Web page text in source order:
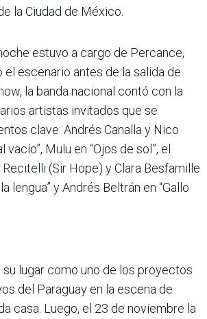
la Ciudad de México.
estuvo a cargo de Percance,
el escenario antes de la salida de
la banda nacional contó con la
artistas invitados que se
clave: Andrés Canalla y Nico
vacío”, Mulu en “Ojos de sol”, el
(Sir Hope) y Clara Besfamille
lengua” y Andrés Beltrán en “Gallo
su lugar como uno de los proyectos
del Paraguay en la escena de
casa. Luego, el 23 de noviembre la